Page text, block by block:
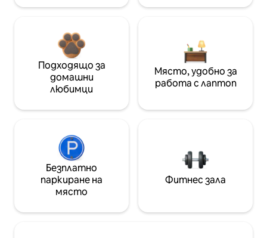
Подходящо за
домашни
любимци
Място, удобно за
работа с лаптоп
Безплатно
паркиране на
място
Фитнес зала